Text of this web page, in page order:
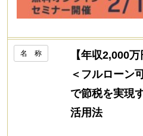
名 称
【年収2,000
＜フルローン
で節税を実現
活用法